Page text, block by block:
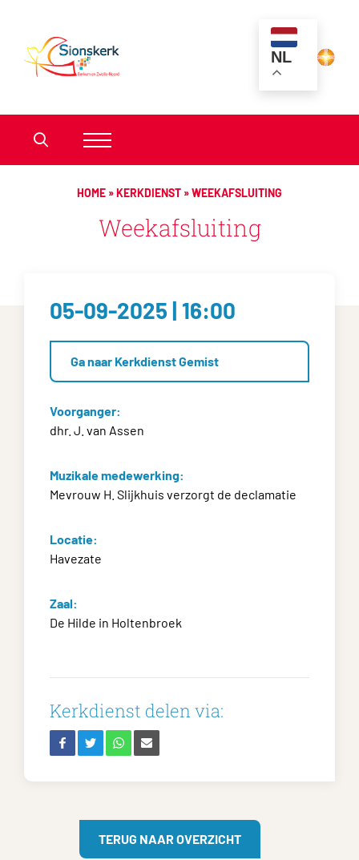
NL
HOME »KERKDIENST »WEEKAFSLUITING
Weekafsluiting
05-09-2025 | 16:00
Ga naar Kerkdienst Gemist
Voorganger:
dhr. J. van Assen
Muzikale medewerking:
Mevrouw H. Slijkhuis verzorgt de declamatie
Locatie:
Havezate
Zaal:
De Hilde in Holtenbroek
Kerkdienst delen via:
TERUG NAAR OVERZICHT